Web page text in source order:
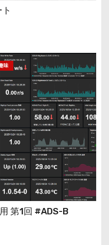
味
第1回 #ADS-B